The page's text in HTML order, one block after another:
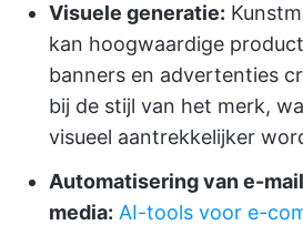
Visuele generatie:
kan hoogwaardige
banners en advertenties
bij de stijl van het merk,
visueel aantrekkelijker
Automatisering van e-
media: AI-tools voor e-